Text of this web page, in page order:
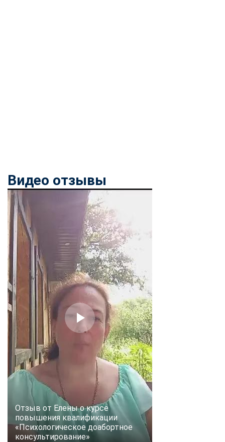
Видео отзывы
Отзыв от Елены о курсе
повышения квалификации
«Психологическое доабортное
консультирование»